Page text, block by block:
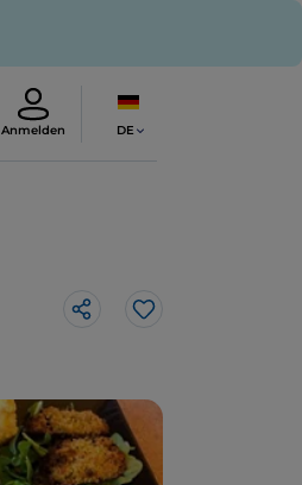
Anmelden DE
Like